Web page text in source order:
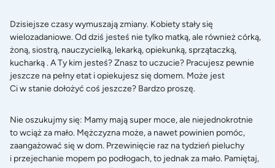
Dzisiejsze czasy wymuszają zmiany. Kobiety stały się
wielozadaniowe. Od dziś jesteś nie tylko matką, ale również córką,
żoną, siostrą, nauczycielką, lekarką, opiekunką, sprzątaczką,
kucharką . A Ty kim jesteś? Znasz to uczucie? Pracujesz pewnie
jeszcze na pełny etat i opiekujesz się domem. Może jest
Ci w stanie dołożyć coś jeszcze? Bardzo proszę.
Nie oszukujmy się: Mamy mają super moce, ale niejednokrotnie
to wciąż za mało. Mężczyzna może, a nawet powinien pomóc,
zaangażować się w dom. Przewinięcie raz na tydzień pieluchy
i przejechanie mopem po podłogach, to jednak za mało. Pamiętaj,